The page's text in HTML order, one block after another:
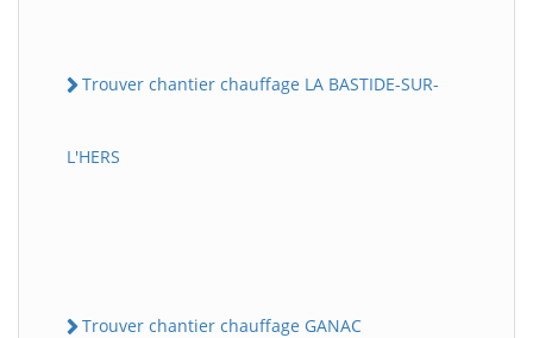
Trouver chantier chauffage LA BASTIDE-SUR-
L'HERS
Trouver chantier chauffage GANAC